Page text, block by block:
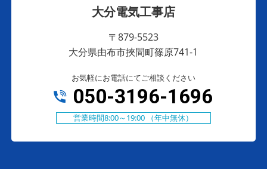
大分電気工事店
〒879-5523
大分県由布市挾間町篠原741-1
お気軽にお電話にてご相談ください
050-3196-1696
営業時間8:00～19:00 （年中無休）